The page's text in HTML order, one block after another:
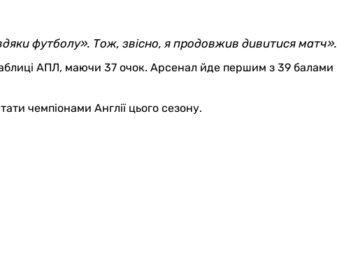
футболу». Тож, звісно, я продовжив дивитися матч».
АПЛ, маючи 37 очок. Арсенал йде першим з 39 балами
чемпіонами Англії цього сезону.